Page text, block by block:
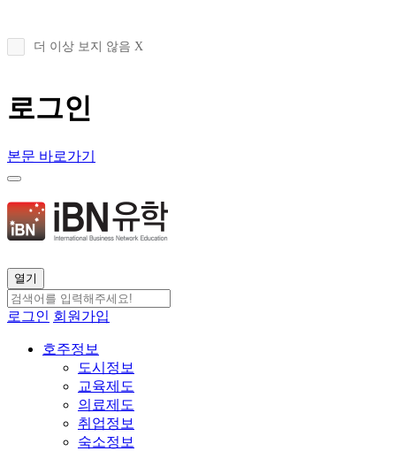
더 이상 보지 않음 X
로그인
본문 바로가기
열기
로그인 회원가입
호주정보
도시정보
교육제도
의료제도
취업정보
숙소정보